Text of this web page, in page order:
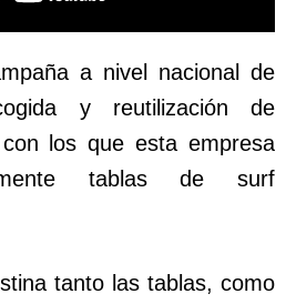
a nivel nacional de
y reutilización de
los que esta empresa
tablas de surf
tanto las tablas, como